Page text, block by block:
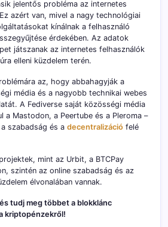
jelentős probléma az internetes
azért van, mivel a nagy technológiai
kínálnak a felhasználó
érdekében. Az adatok
játszanak az internetes felhasználók
elleni küzdelem terén.
az, hogy abbahagyják a
média és a nagyobb technikai webes
A Fediverse saját közösségi média
a Mastodon, a Peertube és a Pleroma –
szabadság és a decentralizáció felé
projektek, mint az Urbit, a BTCPay
szintén az online szabadság és az
élvonalában vannak.
tudj meg többet a blokklánc
kriptopénzekről!